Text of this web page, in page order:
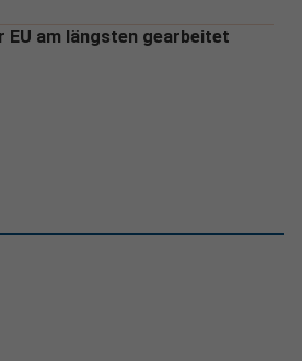
EU am längsten gearbeitet